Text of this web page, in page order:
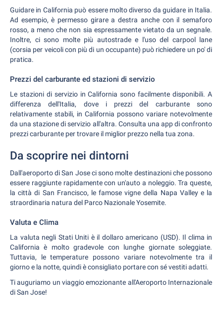
Guidare in California può essere molto diverso da guidare in Italia.
Ad esempio, è permesso girare a destra anche con il semaforo
rosso, a meno che non sia espressamente vietato da un segnale.
Inoltre, ci sono molte più autostrade e l'uso del carpool lane
(corsia per veicoli con più di un occupante) può richiedere un po' di
pratica.
Prezzi del carburante ed stazioni di servizio
Le stazioni di servizio in California sono facilmente disponibili. A
differenza dell'Italia, dove i prezzi del carburante sono
relativamente stabili, in California possono variare notevolmente
da una stazione di servizio all'altra. Consulta una app di confronto
prezzi carburante per trovare il miglior prezzo nella tua zona.
Da scoprire nei dintorni
Dall'aeroporto di San Jose ci sono molte destinazioni che possono
essere raggiunte rapidamente con un'auto a noleggio. Tra queste,
la città di San Francisco, le famose vigne della Napa Valley e la
straordinaria natura del Parco Nazionale Yosemite.
Valuta e Clima
La valuta negli Stati Uniti è il dollaro americano (USD). Il clima in
California è molto gradevole con lunghe giornate soleggiate.
Tuttavia, le temperature possono variare notevolmente tra il
giorno e la notte, quindi è consigliato portare con sé vestiti adatti.
Ti auguriamo un viaggio emozionante all'Aeroporto Internazionale
di San Jose!